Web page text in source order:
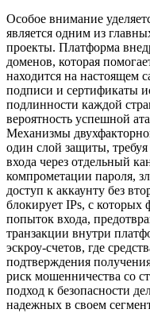
Особое внимание
является одним из
проекты. Платформа
доменов, которая
находится на настоящем
подписи и сертификаты
подлинности каждой
вероятность успешной
Механизмы
один слой защиты,
входа через отдельный
компрометации пароля,
доступ к аккаунту без
блокирует IPs, с которых
попыток входа,
транзакции внутри
эскроу-счетов, где
подтверждения
риск мошенничества со
подход к безопасности
надежных в своем